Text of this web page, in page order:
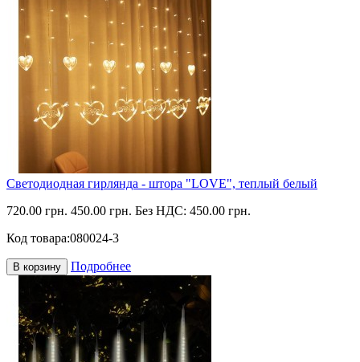
Светодиодная гирлянда - штора "LOVE", теплый белый
720.00 грн. 450.00 грн. Без НДС: 450.00 грн.
Код товара:080024-3
В корзину Подробнее